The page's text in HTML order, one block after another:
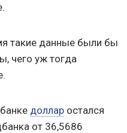
такие данные были бы
чего уж тогда
доллар остался
от 36,5686